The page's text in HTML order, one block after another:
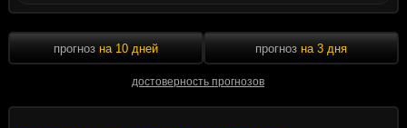
прогноз на 10 дней
достоверность прогнозов
прогноз на 3 дня